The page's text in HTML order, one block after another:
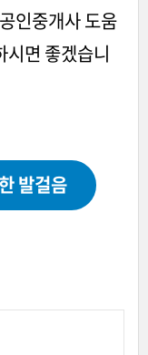
인중개사 도움
면 좋겠습니
발걸음